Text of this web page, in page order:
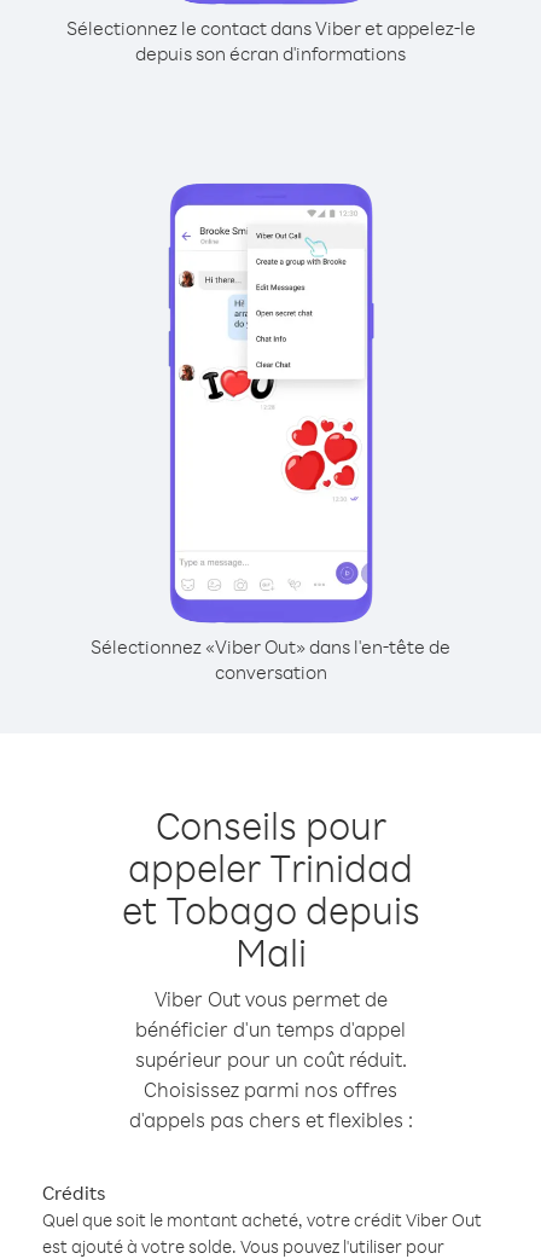
Sélectionnez le contact dans Viber et appelez-le
depuis son écran d'informations
Sélectionnez «Viber Out» dans l'en-tête de
conversation
Conseils pour
appeler Trinidad
et Tobago depuis
Mali
Viber Out vous permet de
bénéficier d'un temps d'appel
supérieur pour un coût réduit.
Choisissez parmi nos offres
d'appels pas chers et flexibles :
Crédits
Quel que soit le montant acheté, votre crédit Viber Out
est ajouté à votre solde. Vous pouvez l'utiliser pour